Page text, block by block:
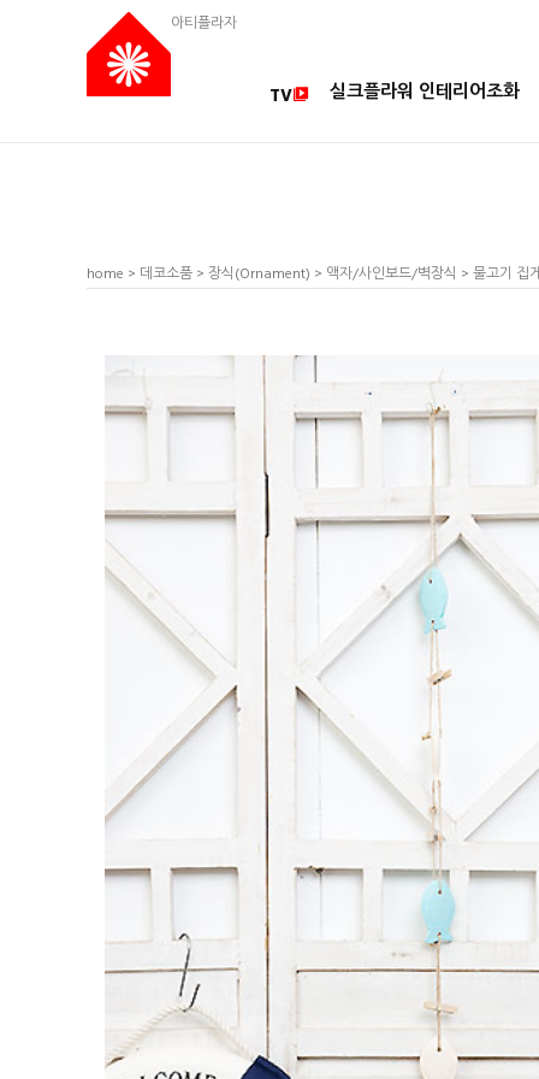
아티플라자
TV 실크플라워 인테리어조화
home > 데코소품 > 장식(Ornament) > 액자/사인보드/벽장식 > 물고기 집